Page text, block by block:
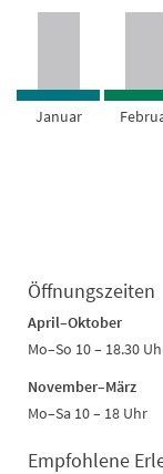
Januar
Öffnungszeiten
April–Oktober
Mo–So 10 – 18.30
November–März
Mo–Sa 10 – 18 Uhr
Empfohlene